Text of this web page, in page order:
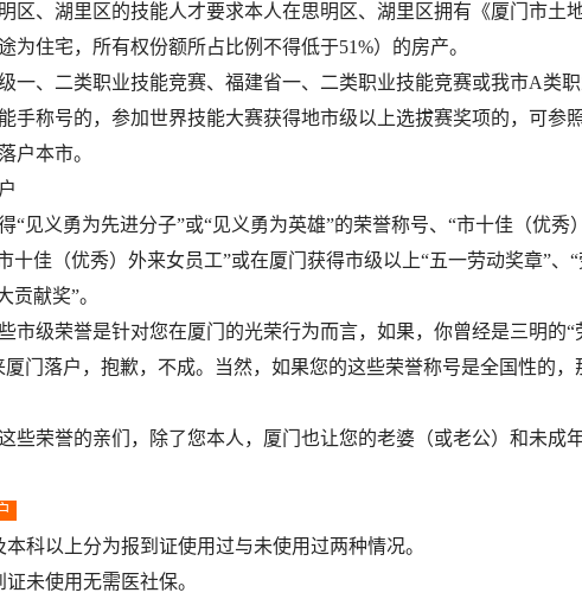
、湖里区的技能人才要求本人在思明区、湖里区拥有《厦门市土
为住宅，所有权份额所占比例不得低于51%）的房产。
、二类职业技能竞赛、福建省一、二类职业技能竞赛或我市A类
手称号的，参加世界技能大赛获得地市级以上选拔赛奖项的，可参
户本市。
义勇为先进分子”或“见义勇为英雄”的荣誉称号、“市十佳（优秀
十佳（优秀）外来女员工”或在厦门获得市级以上“五一劳动奖章”、
贡献奖”。
级荣誉是针对您在厦门的光荣行为而言，如果，你曾经是三明的“
厦门落户，抱歉，不成。当然，如果您的这些荣誉称号是全国性的，
荣誉的亲们，除了您本人，厦门也让您的老婆（或老公）和未成
以上分为报到证使用过与未使用过两种情况。
未使用无需医社保。